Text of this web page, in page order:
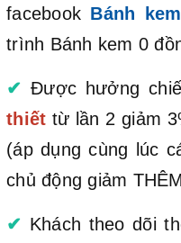
facebook Bánh
trình Bánh kem 0
✔ Được hưởng
thiết từ lần 2 giảm
(áp dụng cùng lúc
chủ động giảm
✔ Khách theo dõi